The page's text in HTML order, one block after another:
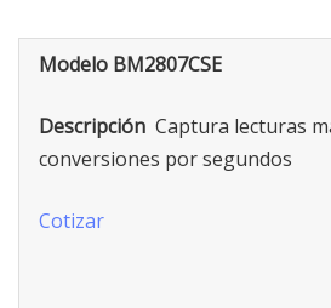
Modelo BM2807CSE
Descripción Captura lecturas
conversiones por segundos
Cotizar